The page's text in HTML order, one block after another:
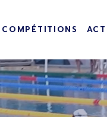
COMPÉTITIONS